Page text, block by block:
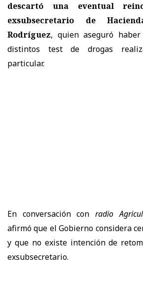
descartó una eventual
exsubsecretario de
Rodríguez, quien aseguró
distintos test de drogas
particular.
En conversación con radio
afirmó que el Gobierno considera
y que no existe intención de
exsubsecretario.